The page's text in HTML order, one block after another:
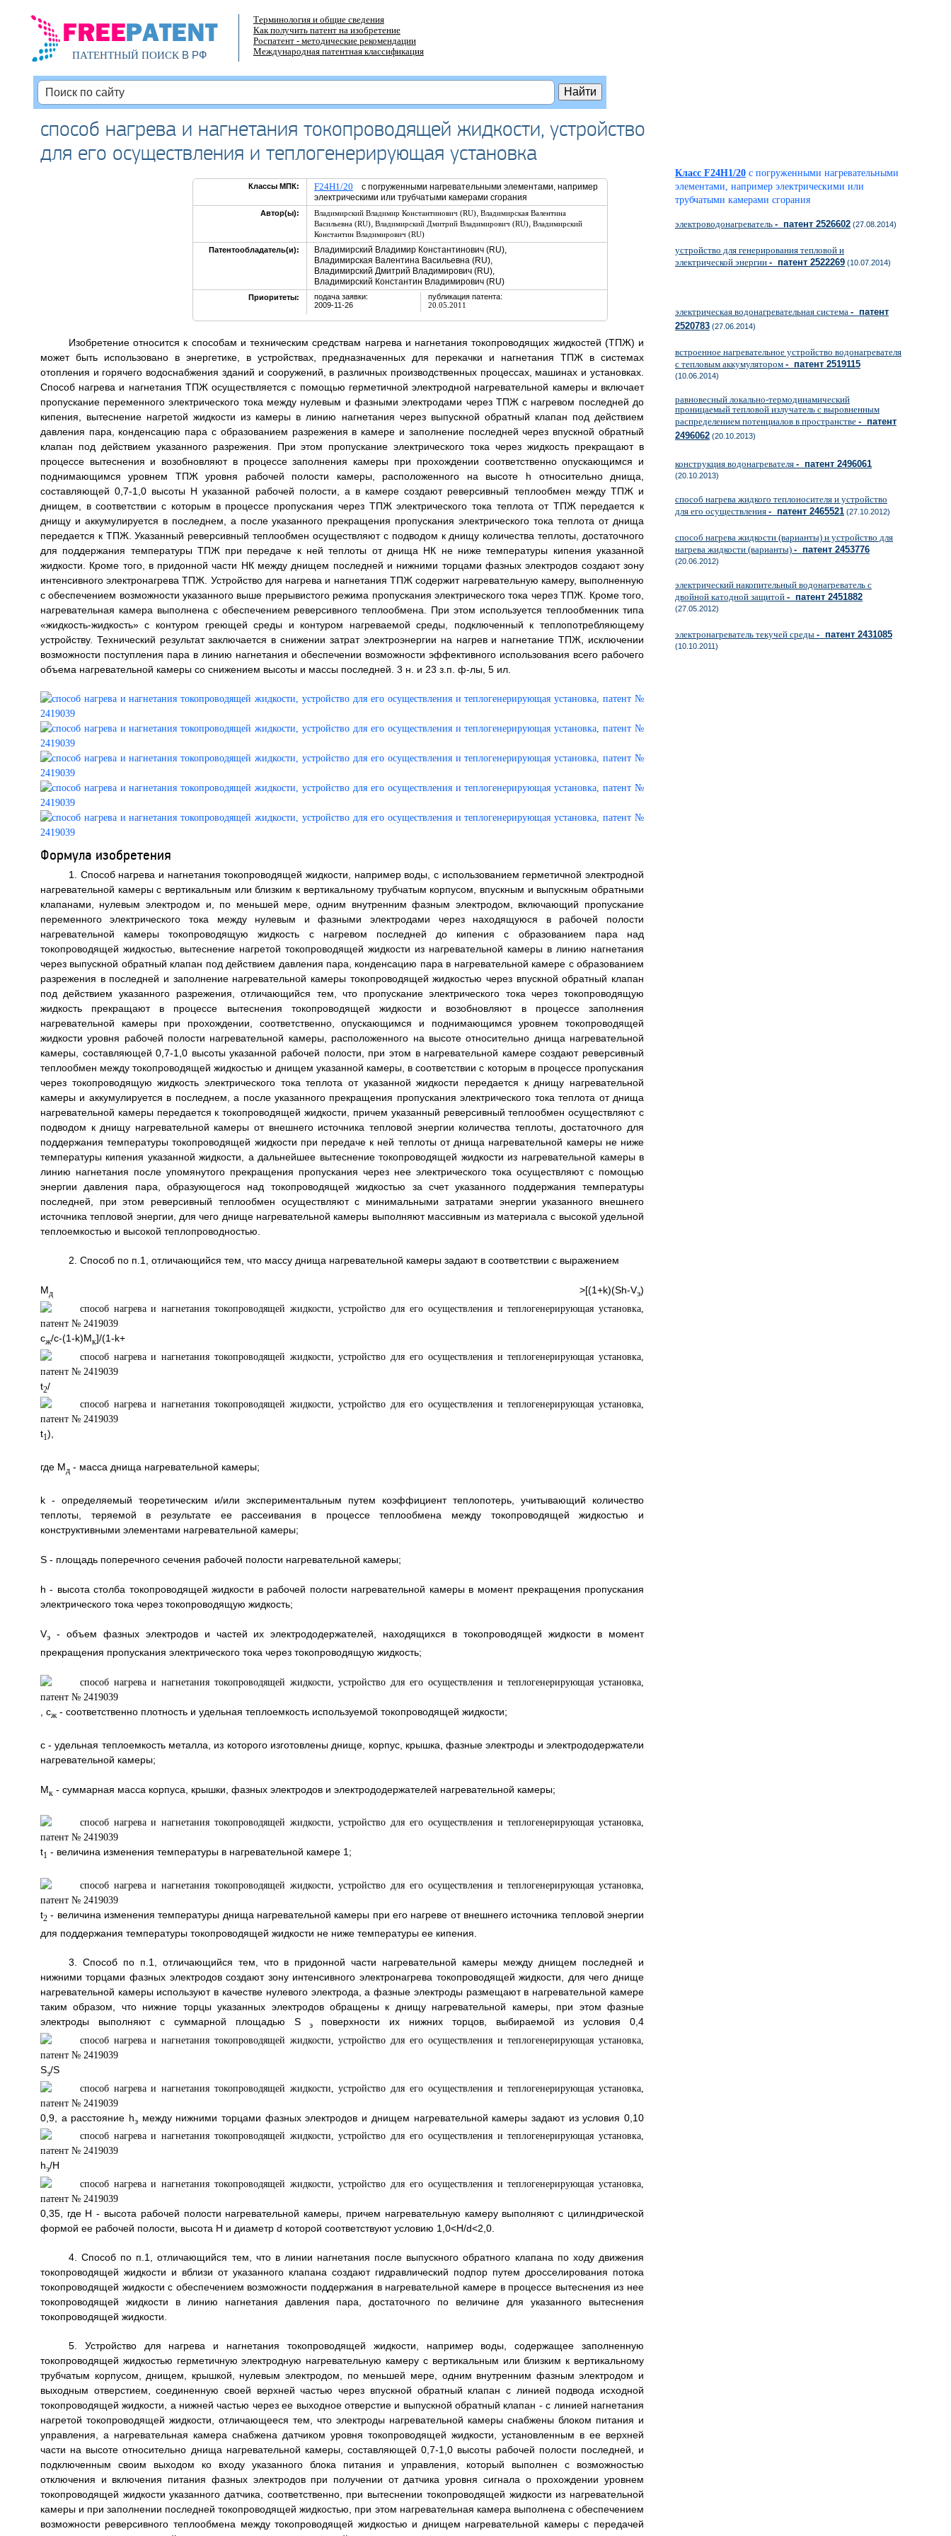
ПАТЕНТНЫЙ ПОИСКВ РФ
Терминология и общие сведения
Как получить патент на изобретение
Роспатент - методические рекомендации
Международная патентная классификация
способ нагрева и нагнетания токопроводящей жидкости, устройство
для его осуществления и теплогенерирующая установка
Классы МПК: F24H1/20 с погруженными нагревательными элементами, например
электрическими или трубчатыми камерами сгорания
Автор(ы): Владимирский Владимир Константинович (RU), Владимирская Валентина
Васильевна (RU), Владимирский Дмитрий Владимирович (RU), Владимирский
Константин Владимирович (RU)
Патентообладатель(и):
Владимирский Владимир Константинович (RU),
Владимирская Валентина Васильевна (RU),
Владимирский Дмитрий Владимирович (RU),
Владимирский Константин Владимирович (RU)
Приоритеты:
подача заявки:
2009-11-26
публикация патента:
20.05.2011
Изобретение относится к способам и техническим средствам нагрева и нагнетания токопроводящих жидкостей (ТПЖ) и
может быть использовано в энергетике, в устройствах, предназначенных для перекачки и нагнетания ТПЖ в системах
отопления и горячего водоснабжения зданий и сооружений, в различных производственных процессах, машинах и установках.
Способ нагрева и нагнетания ТПЖ осуществляется с помощью герметичной электродной нагревательной камеры и включает
пропускание переменного электрического тока между нулевым и фазными электродами через ТПЖ с нагревом последней до
кипения, вытеснение нагретой жидкости из камеры в линию нагнетания через выпускной обратный клапан под действием
давления пара, конденсацию пара с образованием разрежения в камере и заполнение последней через впускной обратный
клапан под действием указанного разрежения. При этом пропускание электрического тока через жидкость прекращают в
процессе вытеснения и возобновляют в процессе заполнения камеры при прохождении соответственно опускающимся и
поднимающимся уровнем ТПЖ уровня рабочей полости камеры, расположенного на высоте h относительно днища,
составляющей 0,7-1,0 высоты Н указанной рабочей полости, а в камере создают реверсивный теплообмен между ТПЖ и
днищем, в соответствии с которым в процессе пропускания через ТПЖ электрического тока теплота от ТПЖ передается к
днищу и аккумулируется в последнем, а после указанного прекращения пропускания электрического тока теплота от днища
передается к ТПЖ. Указанный реверсивный теплообмен осуществляют с подводом к днищу количества теплоты, достаточного
для поддержания температуры ТПЖ при передаче к ней теплоты от днища НК не ниже температуры кипения указанной
жидкости. Кроме того, в придонной части НК между днищем последней и нижними торцами фазных электродов создают зону
интенсивного электронагрева ТПЖ. Устройство для нагрева и нагнетания ТПЖ содержит нагревательную камеру, выполненную
с обеспечением возможности указанного выше прерывистого режима пропускания электрического тока через ТПЖ. Кроме того,
нагревательная камера выполнена с обеспечением реверсивного теплообмена. При этом используется теплообменник типа
«жидкость-жидкость» с контуром греющей среды и контуром нагреваемой среды, подключенный к теплопотребляющему
устройству. Технический результат заключается в снижении затрат электроэнергии на нагрев и нагнетание ТПЖ, исключении
возможности поступления пара в линию нагнетания и обеспечении возможности эффективного использования всего рабочего
объема нагревательной камеры со снижением высоты и массы последней. 3 н. и 23 з.п. ф-лы, 5 ил.
Формула изобретения
1. Способ нагрева и нагнетания токопроводящей жидкости, например воды, с использованием герметичной электродной
нагревательной камеры с вертикальным или близким к вертикальному трубчатым корпусом, впускным и выпускным обратными
клапанами, нулевым электродом и, по меньшей мере, одним внутренним фазным электродом, включающий пропускание
переменного электрического тока между нулевым и фазными электродами через находящуюся в рабочей полости
нагревательной камеры токопроводящую жидкость с нагревом последней до кипения с образованием пара над
токопроводящей жидкостью, вытеснение нагретой токопроводящей жидкости из нагревательной камеры в линию нагнетания
через выпускной обратный клапан под действием давления пара, конденсацию пара в нагревательной камере с образованием
разрежения в последней и заполнение нагревательной камеры токопроводящей жидкостью через впускной обратный клапан
под действием указанного разрежения, отличающийся тем, что пропускание электрического тока через токопроводящую
жидкость прекращают в процессе вытеснения токопроводящей жидкости и возобновляют в процессе заполнения
нагревательной камеры при прохождении, соответственно, опускающимся и поднимающимся уровнем токопроводящей
жидкости уровня рабочей полости нагревательной камеры, расположенного на высоте относительно днища нагревательной
камеры, составляющей 0,7-1,0 высоты указанной рабочей полости, при этом в нагревательной камере создают реверсивный
теплообмен между токопроводящей жидкостью и днищем указанной камеры, в соответствии с которым в процессе пропускания
через токопроводящую жидкость электрического тока теплота от указанной жидкости передается к днищу нагревательной
камеры и аккумулируется в последнем, а после указанного прекращения пропускания электрического тока теплота от днища
нагревательной камеры передается к токопроводящей жидкости, причем указанный реверсивный теплообмен осуществляют с
подводом к днищу нагревательной камеры от внешнего источника тепловой энергии количества теплоты, достаточного для
поддержания температуры токопроводящей жидкости при передаче к ней теплоты от днища нагревательной камеры не ниже
температуры кипения указанной жидкости, а дальнейшее вытеснение токопроводящей жидкости из нагревательной камеры в
линию нагнетания после упомянутого прекращения пропускания через нее электрического тока осуществляют с помощью
энергии давления пара, образующегося над токопроводящей жидкостью за счет указанного поддержания температуры
последней, при этом реверсивный теплообмен осуществляют с минимальными затратами энергии указанного внешнего
источника тепловой энергии, для чего днище нагревательной камеры выполняют массивным из материала с высокой удельной
теплоемкостью и высокой теплопроводностью.
2. Способ по п.1, отличающийся тем, что массу днища нагревательной камеры задают в соответствии с выражением
Мд>[(1+k)(Sh-Vэ)
cж/с-(1-k)Mк]/(1-k+
t2/
t1),
где Мд- масса днища нагревательной камеры;
k - определяемый теоретическим и/или экспериментальным путем коэффициент теплопотерь, учитывающий количество
теплоты, теряемой в результате ее рассеивания в процессе теплообмена между токопроводящей жидкостью и
конструктивными элементами нагревательной камеры;
S - площадь поперечного сечения рабочей полости нагревательной камеры;
h - высота столба токопроводящей жидкости в рабочей полости нагревательной камеры в момент прекращения пропускания
электрического тока через токопроводящую жидкость;
Vэ
- объем фазных электродов и частей их электрододержателей, находящихся в токопроводящей жидкости в момент
прекращения пропускания электрического тока через токопроводящую жидкость;
, сж- соответственно плотность и удельная теплоемкость используемой токопроводящей жидкости;
с - удельная теплоемкость металла, из которого изготовлены днище, корпус, крышка, фазные электроды и электрододержатели
нагревательной камеры;
Мк- суммарная масса корпуса, крышки, фазных электродов и электрододержателей нагревательной камеры;
t1 - величина изменения температуры в нагревательной камере 1;
t2- величина изменения температуры днища нагревательной камеры при его нагреве от внешнего источника тепловой энергии
для поддержания температуры токопроводящей жидкости не ниже температуры ее кипения.
3. Способ по п.1, отличающийся тем, что в придонной части нагревательной камеры между днищем последней и
нижними торцами фазных электродов создают зону интенсивного электронагрева токопроводящей жидкости, для чего днище
нагревательной камеры используют в качестве нулевого электрода, а фазные электроды размещают в нагревательной камере
таким образом, что нижние торцы указанных электродов обращены к днищу нагревательной камеры, при этом фазные
электроды выполняют с суммарной площадью Sэ поверхности их нижних торцов, выбираемой из условия 0,4
Sэ/S
0,9, а расстояние hэ между нижними торцами фазных электродов и днищем нагревательной камеры задают из условия 0,10
hэ/H
0,35, где Н - высота рабочей полости нагревательной камеры, причем нагревательную камеру выполняют с цилиндрической
формой ее рабочей полости, высота Н и диаметр d которой соответствуют условию 1,0<H/d<2,0.
4. Способ по п.1, отличающийся тем, что в линии нагнетания после выпускного обратного клапана по ходу движения
токопроводящей жидкости и вблизи от указанного клапана создают гидравлический подпор путем дросселирования потока
токопроводящей жидкости с обеспечением возможности поддержания в нагревательной камере в процессе вытеснения из нее
токопроводящей жидкости в линию нагнетания давления пара, достаточного по величине для указанного вытеснения
токопроводящей жидкости.
5. Устройство для нагрева и нагнетания токопроводящей жидкости, например воды, содержащее заполненную
токопроводящей жидкостью герметичную электродную нагревательную камеру с вертикальным или близким к вертикальному
трубчатым корпусом, днищем, крышкой, нулевым электродом, по меньшей мере, одним внутренним фазным электродом и
выходным отверстием, соединенную своей верхней частью через впускной обратный клапан с линией подвода исходной
токопроводящей жидкости, а нижней частью через ее выходное отверстие и выпускной обратный клапан - с линией нагнетания
нагретой токопроводящей жидкости, отличающееся тем, что электроды нагревательной камеры снабжены блоком питания и
управления, а нагревательная камера снабжена датчиком уровня токопроводящей жидкости, установленным в ее верхней
части на высоте относительно днища нагревательной камеры, составляющей 0,7-1,0 высоты рабочей полости последней, и
подключенным своим выходом ко входу указанного блока питания и управления, который выполнен с возможностью
отключения и включения питания фазных электродов при получении от датчика уровня сигнала о прохождении уровнем
токопроводящей жидкости указанного датчика, соответственно, при вытеснении токопроводящей жидкости из нагревательной
камеры и при заполнении последней токопроводящей жидкостью, при этом нагревательная камера выполнена с обеспечением
возможности реверсивного теплообмена между токопроводящей жидкостью и днищем нагревательной камеры с передачей
Класс F24H1/20 с погруженными нагревательными
элементами, например электрическими или
трубчатыми камерами сгорания
электроводонагреватель - патент 2526602 (27.08.2014)
устройство для генерирования тепловой и
электрической энергии - патент 2522269 (10.07.2014)
электрическая водонагревательная система - патент
2520783 (27.06.2014)
встроенное нагревательное устройство водонагревателя
с тепловым аккумулятором - патент 2519115
(10.06.2014)
равновесный локально-термодинамический
проницаемый тепловой излучатель с выровненным
распределением потенциалов в пространстве - патент
2496062 (20.10.2013)
конструкция водонагревателя - патент 2496061
(20.10.2013)
способ нагрева жидкого теплоносителя и устройство
для его осуществления - патент 2465521 (27.10.2012)
способ нагрева жидкости (варианты) и устройство для
нагрева жидкости (варианты) - патент 2453776
(20.06.2012)
электрический накопительный водонагреватель с
двойной катодной защитой - патент 2451882
(27.05.2012)
электронагреватель текучей среды - патент 2431085
(10.10.2011)